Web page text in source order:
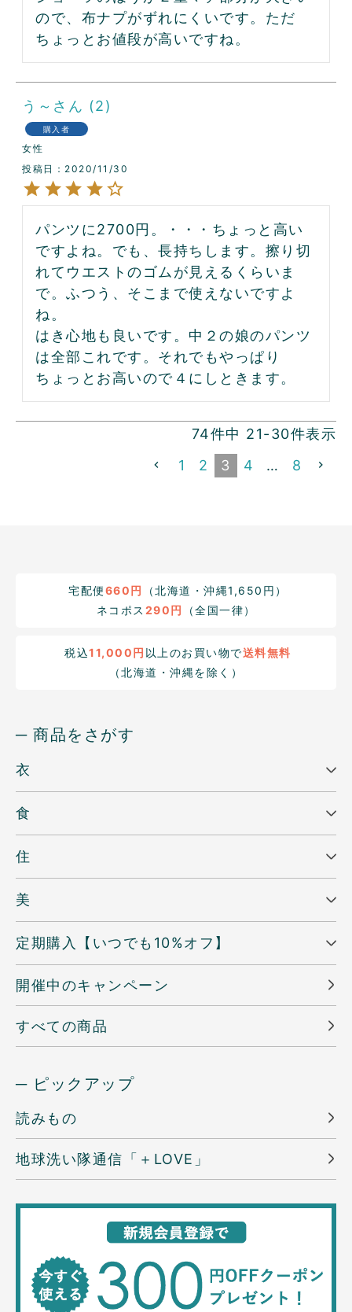
ので、布ナプがずれにくいです。ただ
ちょっとお値段が高いですね。
う～ 2
購入者
女性
投稿日
2020/11/30
パンツに2700円。・・・ちょっと高い
ですよね。でも、長持ちします。擦り切
れてウエストのゴムが見えるくらいま
で。ふつう、そこまで使えないですよ
ね。
はき心地も良いです。中２の娘のパンツ
は全部これです。それでもやっぱり
ちょっとお高いので４にしときます。
74件中 21-30件表示
1
2 3 4 … 8
宅配便660円
（北海道・沖縄1,650円）
ネコポス 290円 （全国一律）
税込11,000円 以上のお買い物で送料無料
（北海道・沖縄を除く）
─ 商品をさがす
衣
食
住
美
定期購入【いつでも10%オフ】
開催中のキャンペーン
すべての商品
─ ピックアップ
読みもの
地球洗い隊通信「＋LOVE」